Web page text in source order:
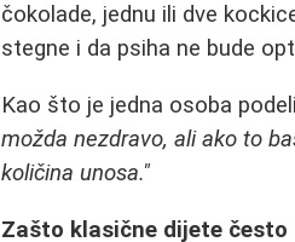
čokolade, jednu ili dve
stegne i da psiha ne bude
Kao što je jedna osoba
možda nezdravo, ali ako to
količina unosa."
Zašto klasične dijete često